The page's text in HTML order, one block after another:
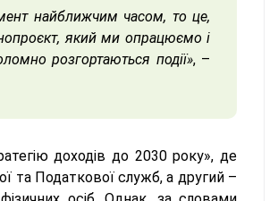
найближчим часом, то це,
який ми опрацюємо і
розгортаються події», –
доходів до 2030 року», де
та Податкової служб, а другий –